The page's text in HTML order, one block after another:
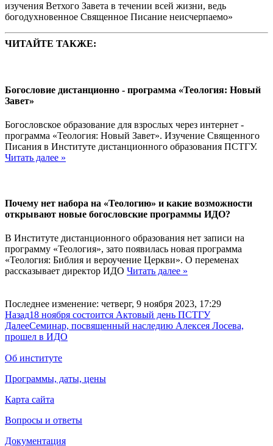
изучения Ветхого Завета в течении всей жизни, ведь
богодухновенное Священное Писание неисчерпаемо»
ЧИТАЙТЕ ТАКЖЕ:
Богословие дистанционно - программа «Теология: Новый
Завет»
Богословское образование для взрослых через интернет -
программа «Теология: Новый Завет». Изучение Священного
Писания в Институте дистанционного образования ПСТГУ.
Читать далее »
Почему нет набора на «Теологию» и какие возможности
открывают новые богословские программы ИДО?
В Институте дистанционного образования нет записи на
программу «Теология», зато появилась новая программа
«Теология: Библия и вероучение Церкви». О переменах
рассказывает директор ИДО Читать далее »
Последнее изменение: четверг, 9 ноября 2023, 17:29
Назад18 ноября состоится Актовый день ПСТГУ
ДалееСеминар, посвященный наследию Алексея Лосева,
прошел в ИДО
Об институте
Программы, даты, цены
Карта сайта
Вопросы и ответы
Документация